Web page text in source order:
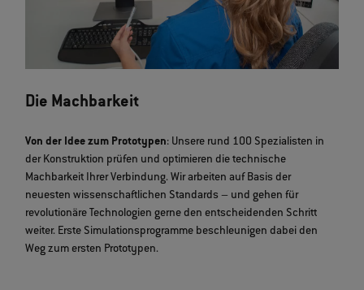
Die Machbarkeit
Von der Idee zum Prototypen: Unsere rund 100 Spezialisten in
der Konstruktion prüfen und optimieren die technische
Machbarkeit Ihrer Verbindung. Wir arbeiten auf Basis der
neuesten wissenschaftlichen Standards – und gehen für
revolutionäre Technologien gerne den entscheidenden Schritt
weiter. Erste Simulationsprogramme beschleunigen dabei den
Weg zum ersten Prototypen.